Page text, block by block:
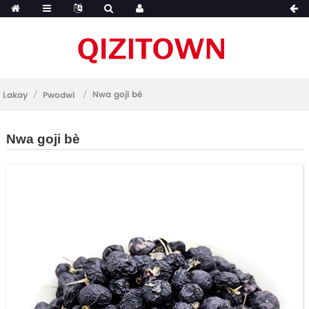
Lakay Pwodwi Nwa goji bè
Nwa goji bè